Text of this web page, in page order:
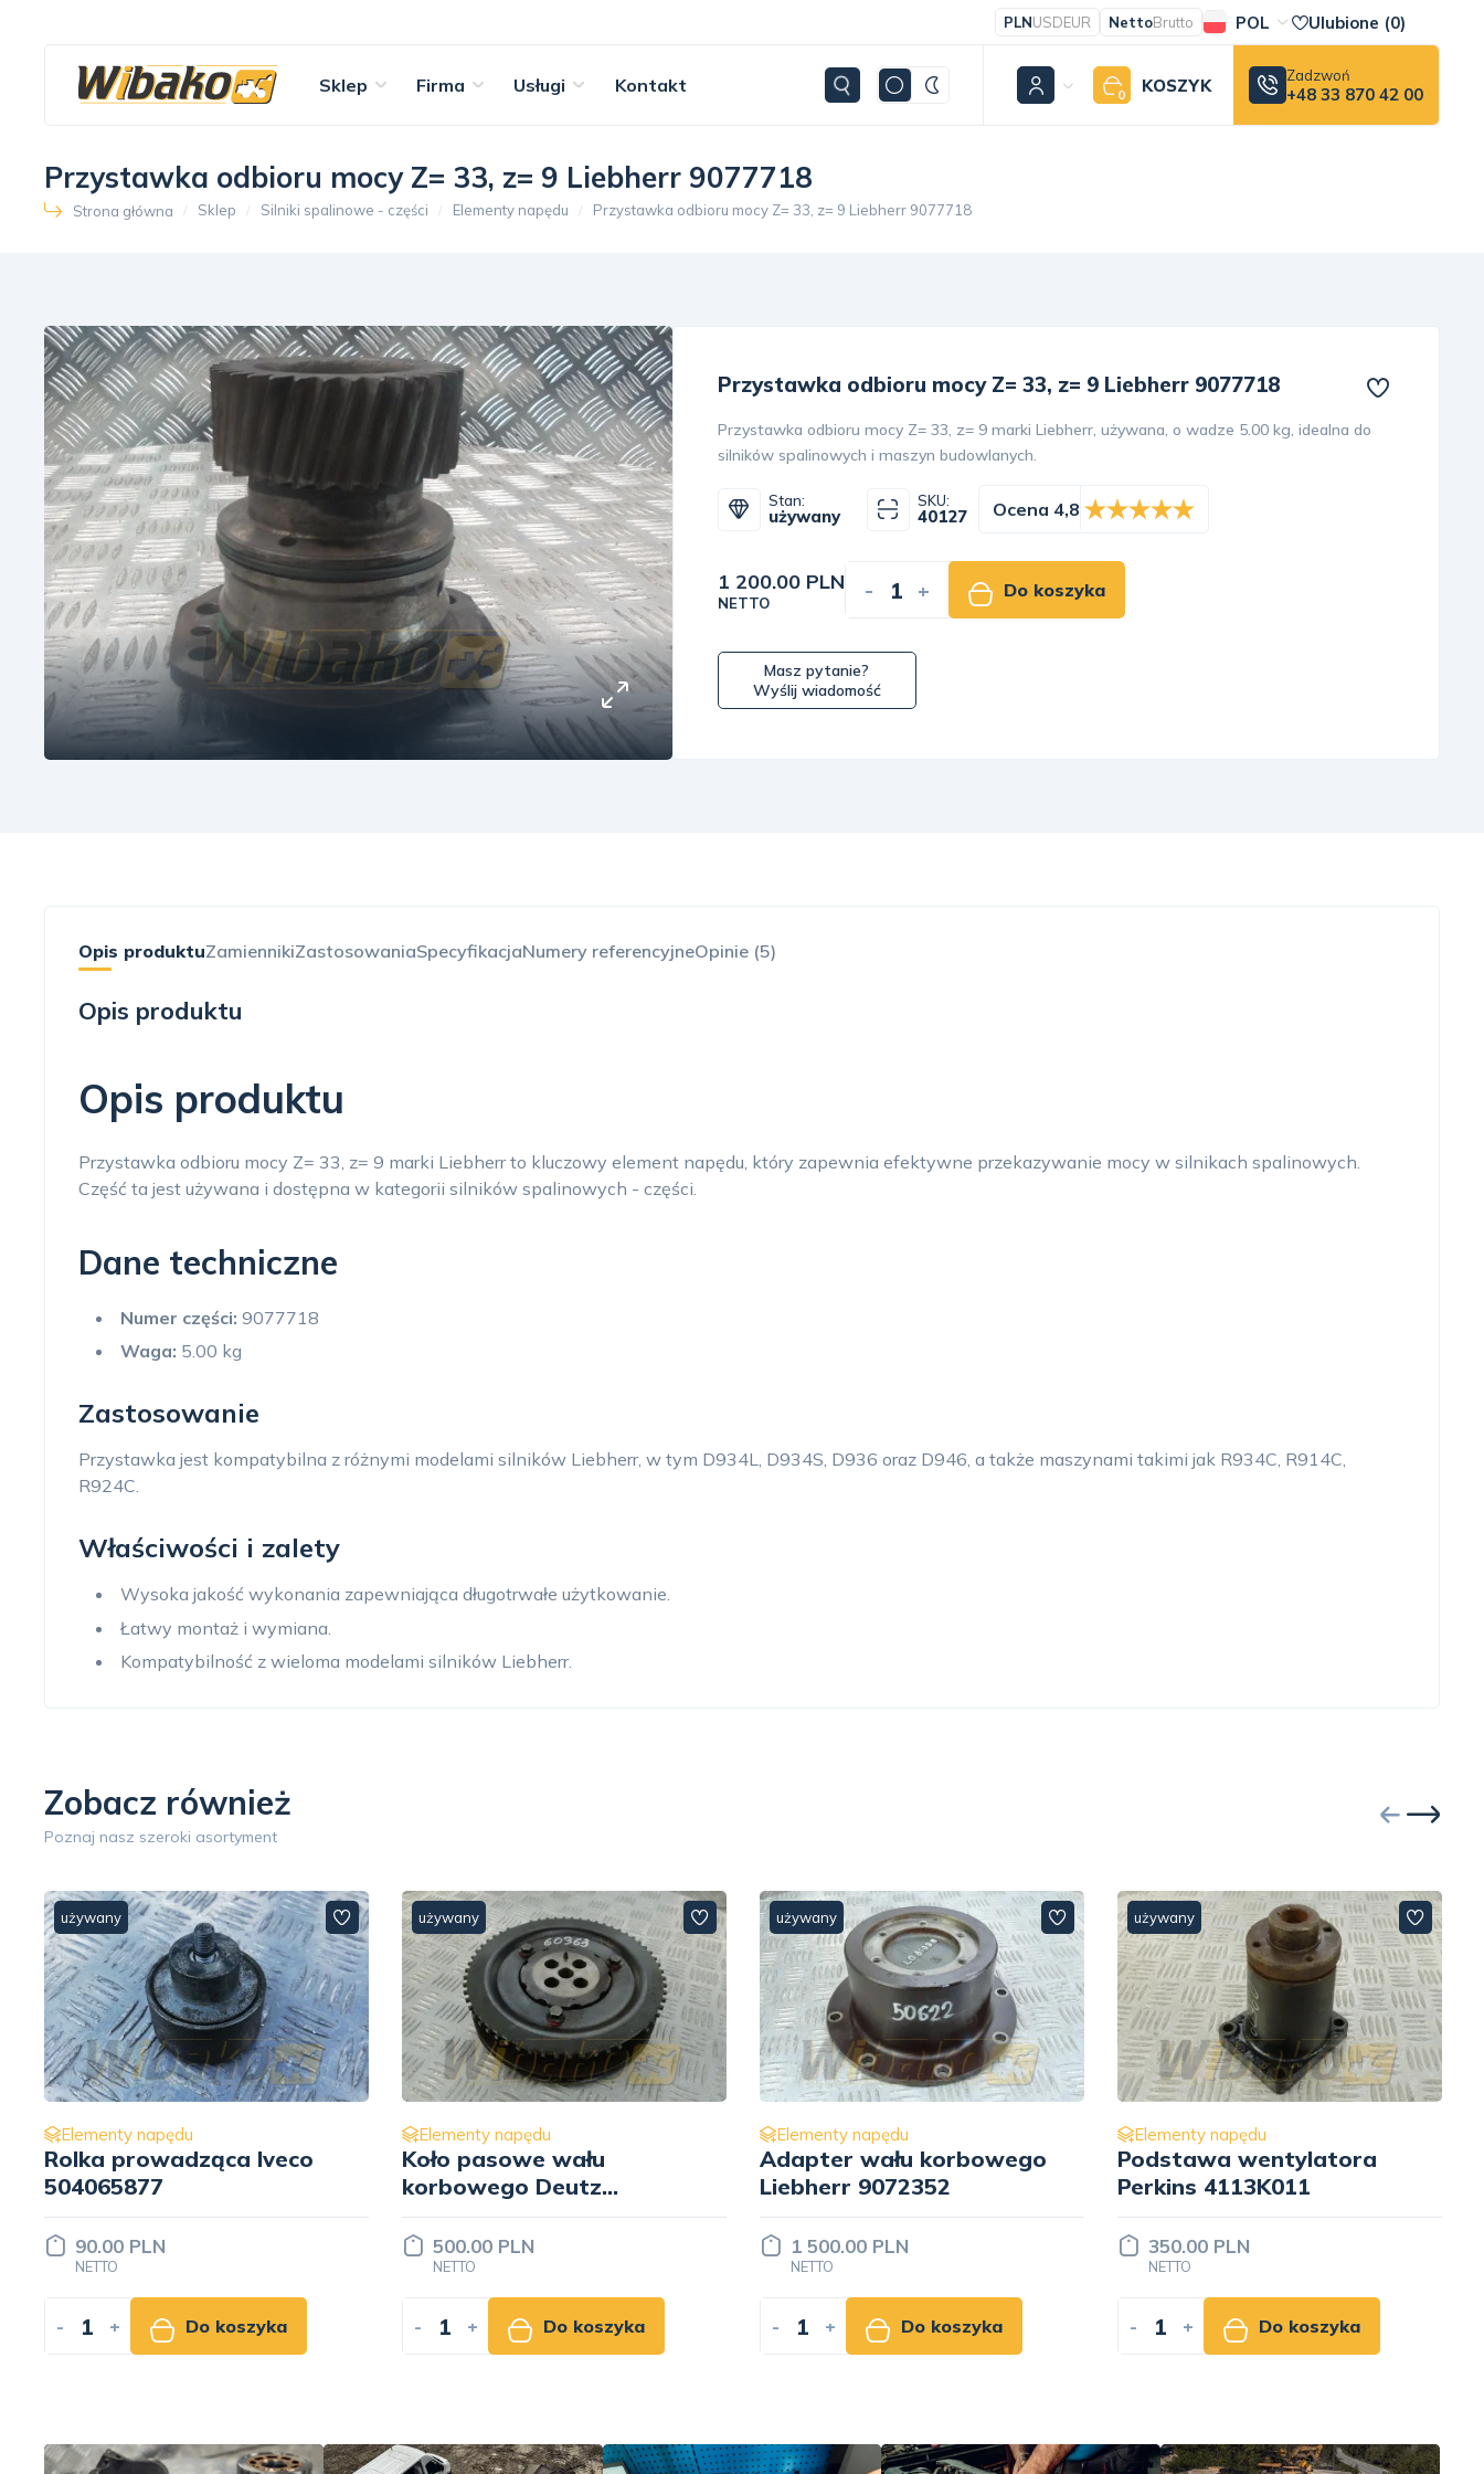
PLNUSDEUR NettoBrutto POL Ulubione (0)
Sklep Firma Usługi Kontakt 0 KOSZYK Zadzwoń
+48 33 870 42 00
Przystawka odbioru mocy Z= 33, z= 9 Liebherr 9077718
Strona główna Sklep Silniki spalinowe - części Elementy napędu Przystawka odbioru mocy Z= 33, z= 9 Liebherr 9077718
Przystawka odbioru mocy Z= 33, z= 9 Liebherr 9077718
Przystawka odbioru mocy Z= 33, z= 9 marki Liebherr, używana, o wadze 5.00 kg, idealna do
silników spalinowych i maszyn budowlanych.
Stan:
używany
SKU:
40127 Ocena 4,8
1 200.00 PLN
NETTO - + Do koszyka
Masz pytanie?
Wyślij wiadomość
Opis produktuZamiennikiZastosowaniaSpecyfikacjaNumery referencyjneOpinie (5)
Opis produktu
Opis produktu
Przystawka odbioru mocy Z= 33, z= 9 marki Liebherr to kluczowy element napędu, który zapewnia efektywne przekazywanie mocy w silnikach spalinowych.
Część ta jest używana i dostępna w kategorii silników spalinowych - części.
Dane techniczne
Numer części: 9077718
Waga: 5.00 kg
Zastosowanie
Przystawka jest kompatybilna z różnymi modelami silników Liebherr, w tym D934L, D934S, D936 oraz D946, a także maszynami takimi jak R934C, R914C,
R924C.
Właściwości i zalety
Wysoka jakość wykonania zapewniająca długotrwałe użytkowanie.
Łatwy montaż i wymiana.
Kompatybilność z wieloma modelami silników Liebherr.
Zobacz również
Poznaj nasz szeroki asortyment
używany
Elementy napędu
Koło pasowe wału
korbowego Deutz
04282202
500.00 PLN
NETTO
- + Do koszyka
używany
Elementy napędu
Adapter wału korbowego
Liebherr 9072352
1 500.00 PLN
NETTO
- + Do koszyka
używany
Elementy napędu
Podstawa wentylatora
Perkins 4113K011
350.00 PLN
NETTO
- + Do koszyka
używany
Elementy napędu
Dystans podstawy
wentylatora H= 50 mm
Cummins 3910130
Cena ustalana
INDYWIDUALNIE
- + Do wyceny